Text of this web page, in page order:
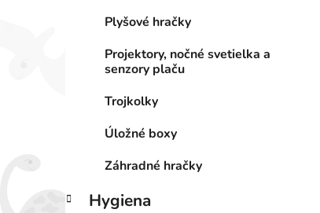
Plyšové hračky
Projektory, nočné svetielka a
senzory plaču
Trojkolky
Úložné boxy
Záhradné hračky
Hygiena